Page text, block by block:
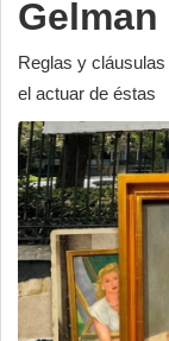
México
Arizona
Internacional
Deportes
Espectáculos
Reglas y
el actuar de éstas